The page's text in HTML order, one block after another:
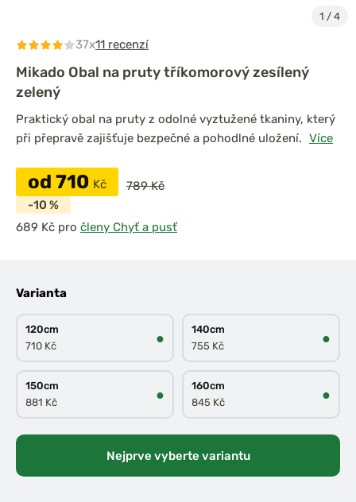
1 / 4
37x11 recenzí
Mikado Obal na pruty tříkomorový zesílený
zelený
Praktický obal na pruty z odolné vyztužené tkaniny, který
při přepravě zajišťuje bezpečné a pohodlné uložení. Více
od 710 Kč
789 Kč
-10 %
pro členy Chyť a pusť
Varianta
120cm
710 Kč
●
140cm
755 Kč
●
150cm
881 Kč
●
160cm
845 Kč
●
Nejprve vyberte variantu